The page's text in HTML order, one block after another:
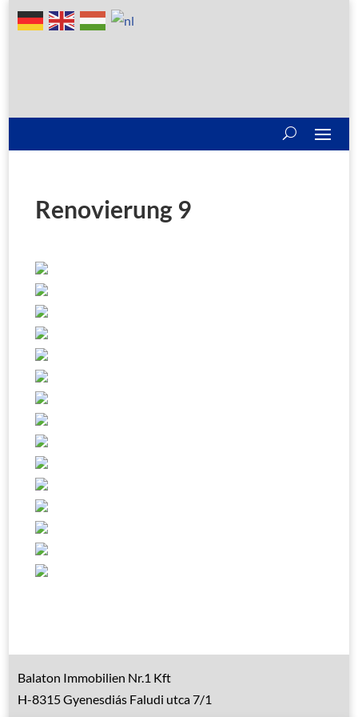
Renovierung 9
Balaton Immobilien Nr.1 Kft
H-8315 Gyenesdiás Faludi utca 7/1